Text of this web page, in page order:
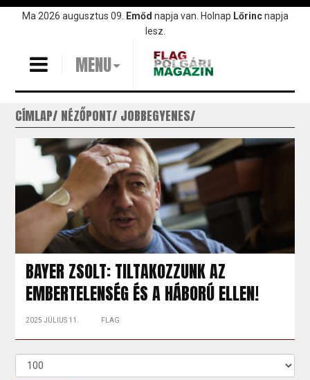
UgrásMa 2026 augusztus 09. Emőd napja van. Holnap Lőrincnapja
lesz.
MENU
CÍMLAP NÉZŐPONT JOBBEGYENES
BAYER ZSOLT: TILTAKOZZUNK AZ
EMBERTELENSÉG ÉS A HÁBORÚ ELLEN!
2025 JÚLIUS 11. FLAG